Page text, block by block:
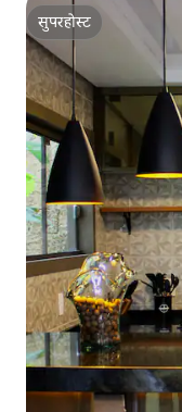
सुपरहोस्ट
सुपरहोस्ट